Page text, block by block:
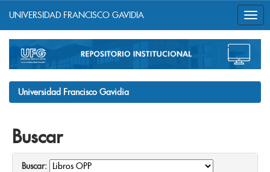
navigation
UNIVERSIDAD FRANCISCO GAVIDIA
Universidad Francisco Gavidia
Buscar
Buscar: